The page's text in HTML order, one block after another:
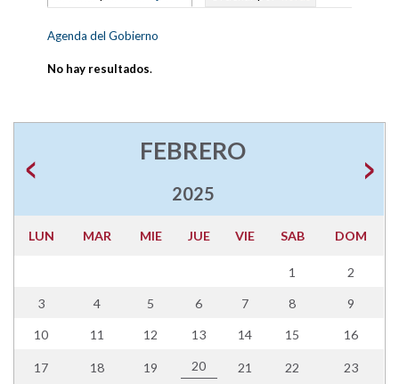
Agenda del Gobierno
No hay resultados.
FEBRERO
2025
LUN MAR MIE JUE VIE SAB DOM
1 2
3 4 5 6 7 8 9
10 11 12 13 14 15 16
17 18 19 20 21 22 23